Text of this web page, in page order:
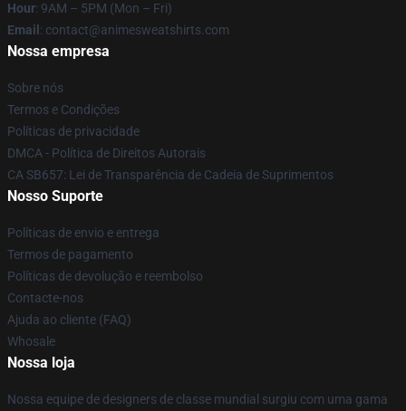
Hour: 9AM – 5PM (Mon – Fri)
Email : contact@animesweatshirts.com
Nossa empresa
Sobre nós
Termos e Condições
Políticas de privacidade
DMCA - Política de Direitos Autorais
CA SB657: Lei de Transparência de Cadeia de Suprimentos
Nosso Suporte
Políticas de envio e entrega
Termos de pagamento
Políticas de devolução e reembolso
Contacte-nos
Ajuda ao cliente (FAQ)
Whosale
Nossa loja
Nossa equipe de designers de classe mundial surgiu com uma gama